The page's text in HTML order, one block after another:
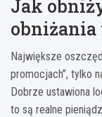
Jak
obniżania
Największe
promocjach”, tylko
Dobrze ustawiona
to są realne